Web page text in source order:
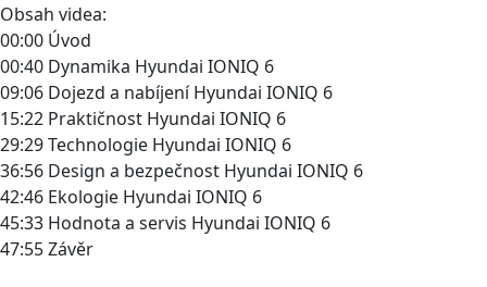
Obsah videa:
00:00 Úvod
00:40 Dynamika Hyundai IONIQ 6
09:06 Dojezd a nabíjení Hyundai IONIQ 6
15:22 Praktičnost Hyundai IONIQ 6
29:29 Technologie Hyundai IONIQ 6
36:56 Design a bezpečnost Hyundai IONIQ 6
42:46 Ekologie Hyundai IONIQ 6
45:33 Hodnota a servis Hyundai IONIQ 6
47:55 Závěr